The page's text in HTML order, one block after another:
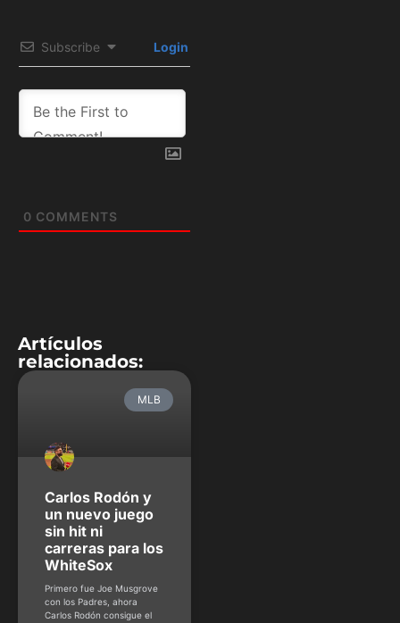
Subscribe Login
0 COMMENTS
Artículos
relacionados:
MLB
Carlos Rodón y
un nuevo juego
sin hit ni
carreras para los
WhiteSox
Primero fue Joe Musgrove
con los Padres, ahora
Carlos Rodón consigue el